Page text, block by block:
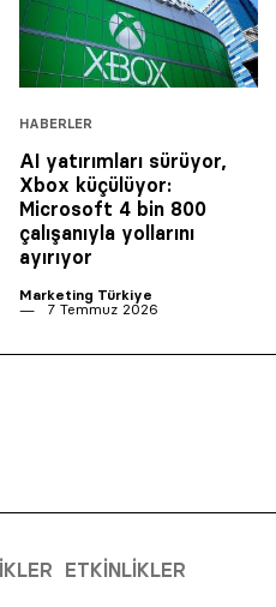
HABERLER
AI yatırımları sürüyor,
Xbox küçülüyor:
Microsoft 4 bin 800
çalışanıyla yollarını
ayırıyor
Marketing Türkiye
7 Temmuz 2026
ETKINLIKLER